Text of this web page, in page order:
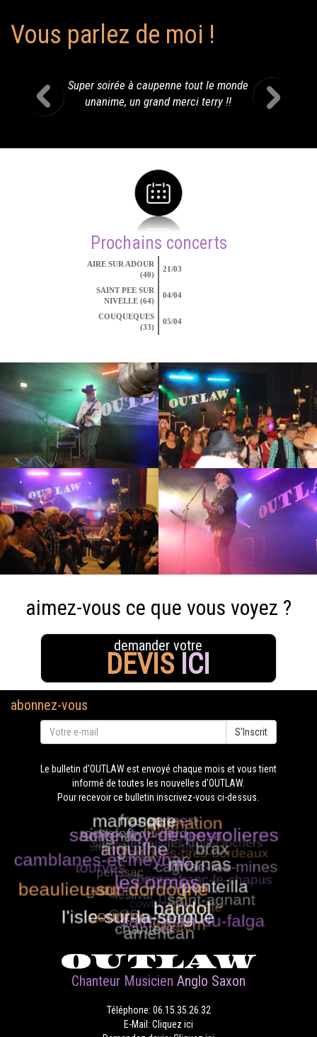
Vous parlez de moi !
Super soirée à caupenne tout le monde
unanime, un grand merci terry !!
Prochains concerts
AIRE SUR ADOUR
(40)
21/03
SAINT PEE SUR
NIVELLE (64)
04/04
COUQUEQUES
(33)
05/04
aimez-vous ce que vous voyez ?
demander votre
DEVIS ICI
abonnez-vous
S'Inscrit
Le bulletin d'OUTLAW est envoyé chaque mois et vous tient
informé de toutes les nouvelles d'OUTLAW.
Pour recevoir ce bulletin inscrivez-vous ci-dessus.
OUTLAW
Chanteur Musicien Anglo Saxon
Téléphone: 06.15.35.26.32
E-Mail: Cliquez ici